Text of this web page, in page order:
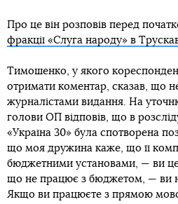
Про це він розповів перед
фракції «Слуга народу» в
Тимошенко, у якого
отримати коментар, сказав, що
журналістами видання. На
голови ОП відповів, що в
«Україна 30» була спотворена
що моя дружина каже, що її
бюджетними установами, — ви
що не працює з бюджетом, — ви
Якщо ви працюєте з прямою